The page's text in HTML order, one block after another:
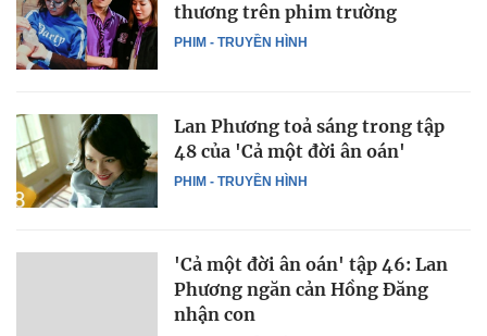
PHIM - TRUYỀN HÌNH
thương trên phim trường
PHIM - TRUYỀN HÌNH
Lan Phương toả sáng trong tập
48 của 'Cả một đời ân oán'
'Cả một đời ân oán' tập 46: Lan
Phương ngăn cản Hồng Đăng
nhận con